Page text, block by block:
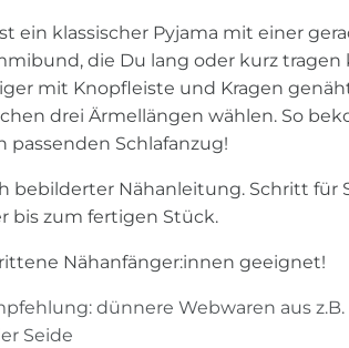
ein klassischer Pyjama mit einer
die Du lang oder kurz tragen
mit Knopfleiste und Kragen
drei Ärmellängen wählen. So
passenden Schlafanzug!
bebilderter Nähanleitung. Schritt für
bis zum fertigen Stück.
Nähanfänger:innen geeignet!
dünnere Webwaren aus
Seide